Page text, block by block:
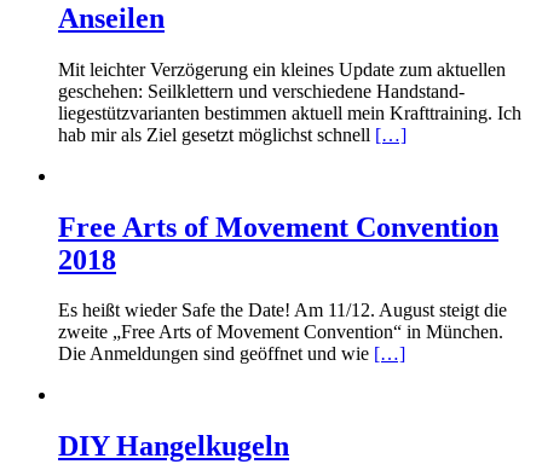
Anseilen
Mit leichter Verzögerung ein kleines Update zum aktuellen
geschehen: Seilklettern und verschiedene Handstand-
liegestützvarianten bestimmen aktuell mein Krafttraining. Ich
hab mir als Ziel gesetzt möglichst schnell […]
Free Arts of Movement Convention
2018
Es heißt wieder Safe the Date! Am 11/12. August steigt die
zweite „Free Arts of Movement Convention“ in München.
Die Anmeldungen sind geöffnet und wie […]
DIY Hangelkugeln